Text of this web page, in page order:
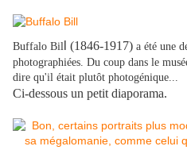
Buffalo Bil (1846-1917) a été une
photographiées. Du coup dans le
dire qu'il était plutôt photogénique...
Ci-dessous un petit diaporama.